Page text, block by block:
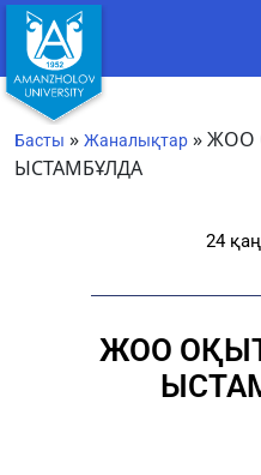
Басты » Жаналықтар »ЖОО
ЫСТАМБҰЛДА
24
ЖОО